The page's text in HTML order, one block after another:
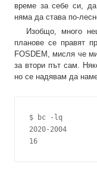
време за себе си,
няма да става по-
Изобщо, много
планове се правят
FOSDEM, мисля че
за втори път сам.
но се надявам да
$ bc -lq
2020-2004
16